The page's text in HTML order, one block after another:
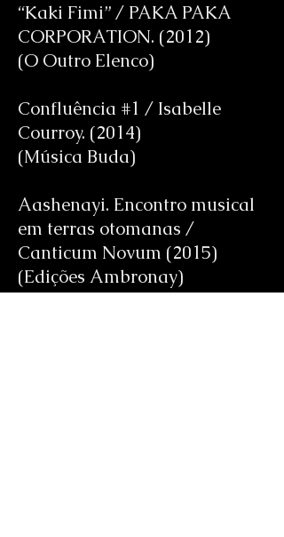
“Kaki Fimi” / PAKA PAKA
CORPORATION. (2012)
(O Outro Elenco)
Confluência #1 / Isabelle
Courroy. (2014)
(Música Buda)
Aashenayi. Encontro musical
em terras otomanas /
Canticum Novum (2015)
(Edições Ambronay)